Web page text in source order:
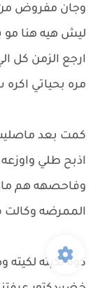
وجان مفروض من
ليش هيه هنا مو
ارجع الزمن كل
مره بحياتي اكره
كمت بعد
اذبح طلي
وفاحصهه هم
الممرضه وكالت
كوه لكيته